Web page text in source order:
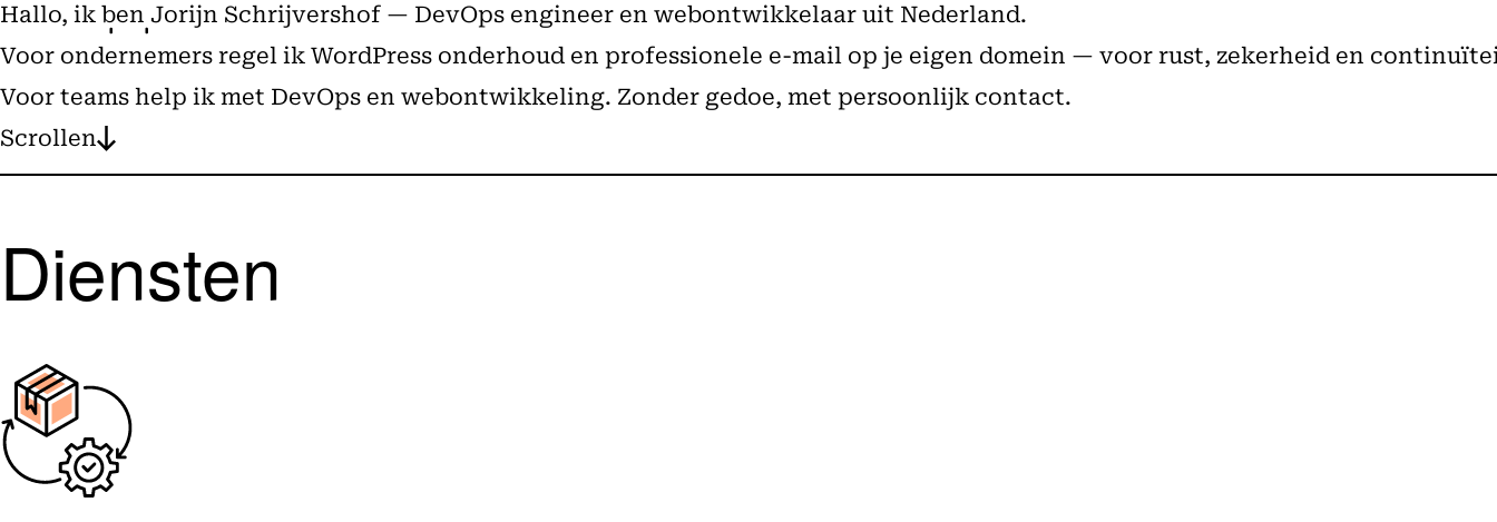
Hallo, ik ben Jorijn Schrijvershof — DevOps engineer en webontwikkelaar uit Nederland.
Voor ondernemers regel ik WordPress onderhoud en professionele e-mail op je eigen domein — voor rust, zekerheid en
Voor teams help ik met DevOps en webontwikkeling. Zonder gedoe, met persoonlijk contact.
Scrollen
Diensten